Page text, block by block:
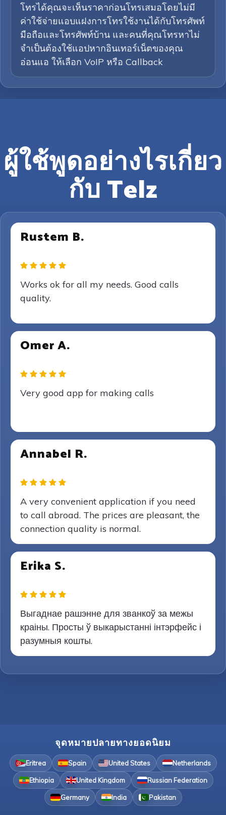
โทรได้คุณจะเห็นราคาก่อนโทรเสมอโดยไม่มี
ค่าใช้จ่ายแอบแฝงการโทรใช้งานได้กับโทรศัพท์
มือถือและโทรศัพท์บ้าน และคนที่คุณโทรหาไม่
จำเป็นต้องใช้แอปหากอินเทอร์เน็ตของคุณ
อ่อนแอ ให้เลือก VoIP หรือ Callback
ผู้ใช้พูดอย่างไรเกี่ยว
กับ Telz
Rustem B.
Works ok for all my needs. Good calls
quality.
Omer A.
Very good app for making calls
Annabel R.
A very convenient application if you need
to call abroad. The prices are pleasant, the
connection quality is normal.
Erika S.
Выгаднае рашэнне для званкоў за межы
краіны. Просты ў выкарыстанні інтэрфейс і
разумныя кошты.
จุดหมายปลายทางยอดนิยม
Eritrea Spain United States Netherlands
Ethiopia United Kingdom Russian Federation
Germany India Pakistan